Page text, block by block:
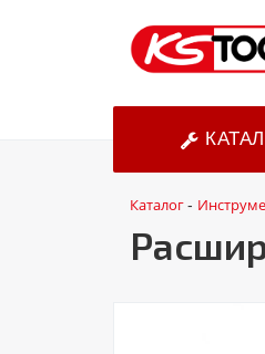
Каталог-